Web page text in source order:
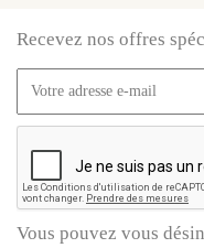
Recevez nos offres
Vous pouvez vous